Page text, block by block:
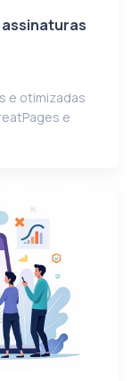
e otimizadas
e